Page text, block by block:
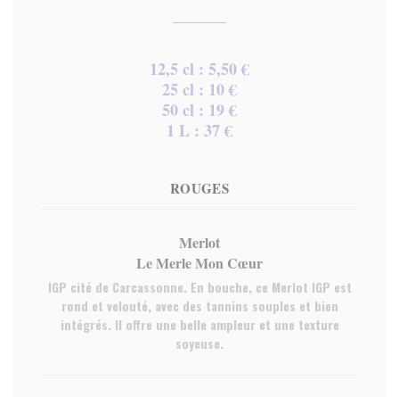
12,5 cl : 5,50 €
25 cl : 10 €
50 cl : 19 €
1 L : 37 €
ROUGES
Merlot
Le Merle Mon Cœur
IGP cité de Carcassonne. En bouche, ce Merlot IGP est
rond et velouté, avec des tannins souples et bien
intégrés. Il offre une belle ampleur et une texture
soyeuse.